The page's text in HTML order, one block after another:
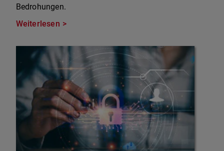
Bedrohungen.
Weiterlesen